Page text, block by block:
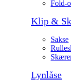
Fold-
Klip &
Sakse
Lynlåse